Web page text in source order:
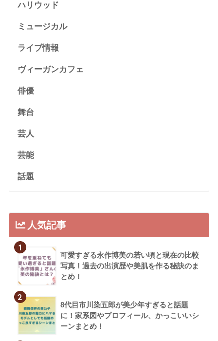
ハリウッド
ミュージカル
ライブ情報
ヴィーガンカフェ
俳優
舞台
芸人
芸能
話題
人気記事
1
可愛すぎる永作博美の若い頃と現在の比較
写真！過去の出演歴や美肌を作る秘訣のま
とめ！
2
8代目市川染五郎が美少年すぎると話題
に！家系図やプロフィール、かっこいいシ
ーンまとめ！